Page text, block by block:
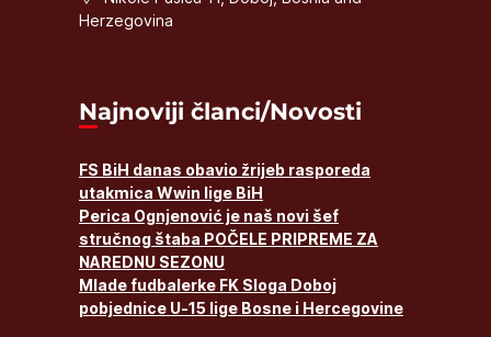
Herzegovina
Najnoviji članci/Novosti
FS BiH danas obavio žrijeb rasporeda
utakmica Wwin lige BiH
Perica Ognjenović je naš novi šef
stručnog štaba POČELE PRIPREME ZA
NAREDNU SEZONU
Mlade fudbalerke FK Sloga Doboj
pobjednice U-15 lige Bosne i Hercegovine